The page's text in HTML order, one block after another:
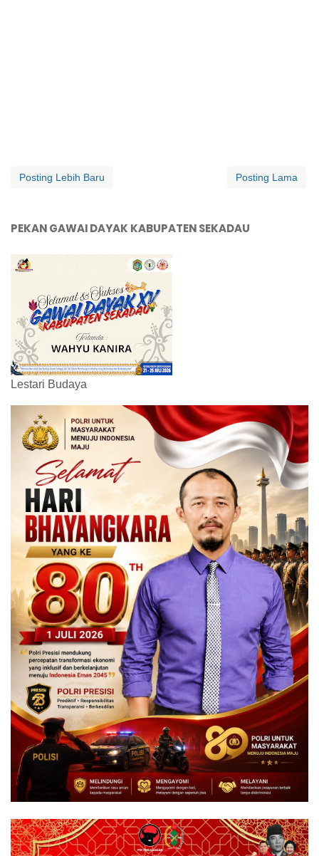
Posting Lebih Baru Posting Lama
PEKAN GAWAI DAYAK KABUPATEN SEKADAU
Lestari Budaya